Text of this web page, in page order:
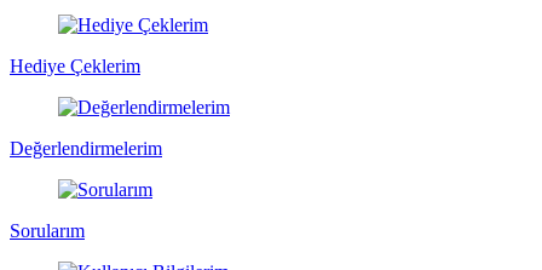
Hediye Çeklerim
Değerlendirmelerim
Sorularım